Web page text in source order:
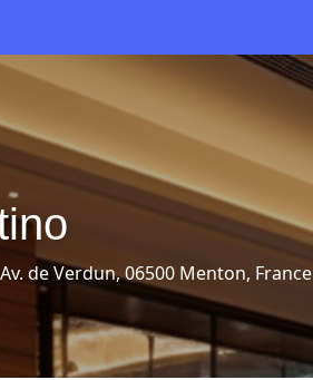
de Verdun, 06500 Menton, France